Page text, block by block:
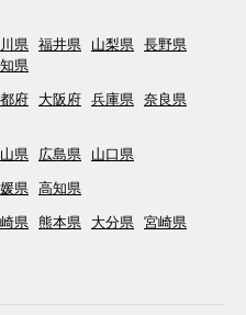
県 福井県 山梨県 長野県
県
府 大阪府 兵庫県 奈良県
県 広島県 山口県
県 高知県
県 熊本県 大分県 宮崎県